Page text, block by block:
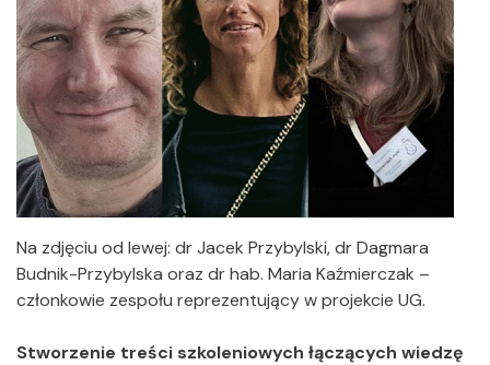
Na zdjęciu od lewej: dr Jacek Przybylski, dr Dagmara
Budnik-Przybylska oraz dr hab. Maria Kaźmierczak –
członkowie zespołu reprezentujący w projekcie UG.
Stworzenie treści szkoleniowych łączących wiedzę